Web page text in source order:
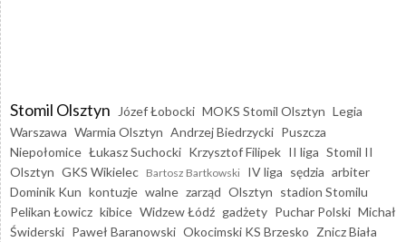
Stomil Olsztyn Józef Łobocki MOKS Stomil Olsztyn Legia
Warszawa Warmia Olsztyn Andrzej Biedrzycki Puszcza
Niepołomice Łukasz Suchocki Krzysztof Filipek II liga Stomil II
Olsztyn GKS Wikielec Bartosz Bartkowski IV liga sędzia arbiter
Dominik Kun kontuzje walne zarząd Olsztyn stadion Stomilu
Pelikan Łowicz kibice Widzew Łódź gadżety Puchar Polski Michał
Świderski Paweł Baranowski Okocimski KS Brzesko Znicz Biała